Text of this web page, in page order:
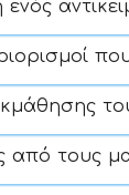
από τους